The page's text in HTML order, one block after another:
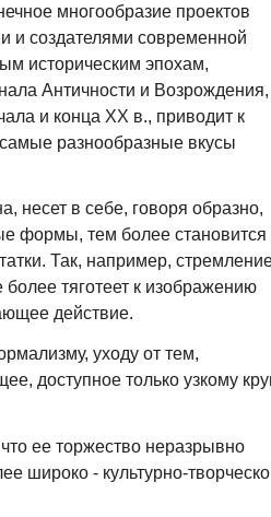
многообразие проектов
и создателями современной
историческим эпохам,
Античности и Возрождения,
и конца XX в., приводит к
разнообразные вкусы
несет в себе, говоря образно,
формы, тем более становится
Так, например,
более тяготеет к изображению
действие.
уходу от тем,
доступное только узкому
ее торжество неразрывно
широко - культурно-